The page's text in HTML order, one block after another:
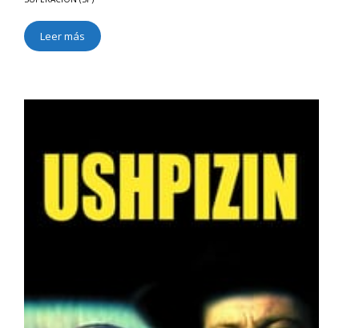
Leer más